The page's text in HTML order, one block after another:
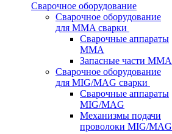
Сварочное оборудование
Сварочное оборудование
для MMA сварки
Сварочные аппараты
MMA
Запасные части MMA
Сварочное оборудование
для MIG/MAG сварки
Сварочные аппараты
MIG/MAG
Механизмы подачи
проволоки MIG/MAG